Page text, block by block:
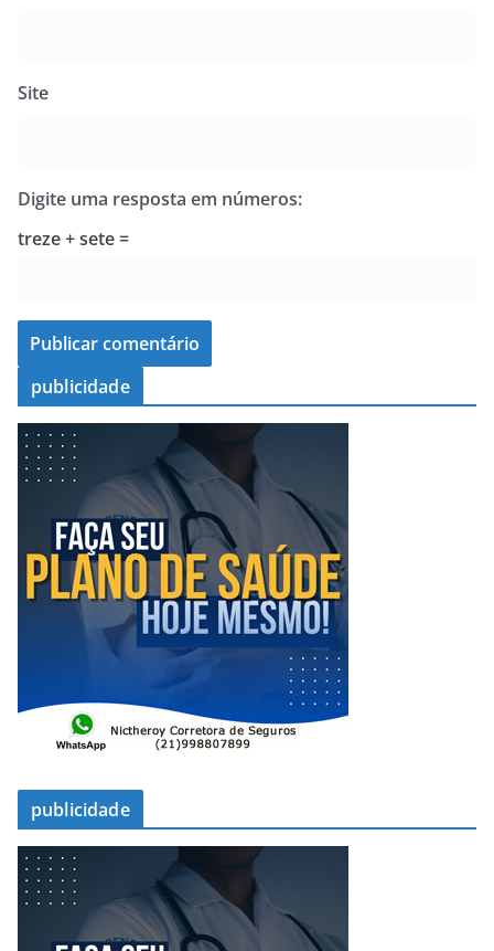
Site
Digite uma resposta em números:
treze + sete =
publicidade
publicidade